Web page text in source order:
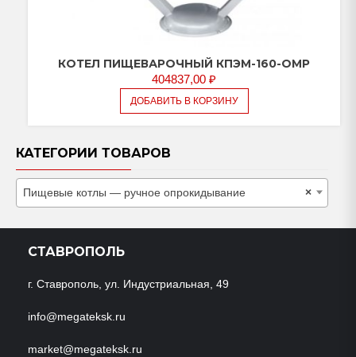
КОТЕЛ ПИЩЕВАРОЧНЫЙ КПЭМ-160-ОМР
404837,00 ₽
ДОБАВИТЬ В КОРЗИНУ
КАТЕГОРИИ ТОВАРОВ
×
Пищевые котлы — ручное опрокидывание
СТАВРОПОЛЬ
г. Ставрополь, ул. Индустриальная, 49
info@megateksk.ru
market@megateksk.ru